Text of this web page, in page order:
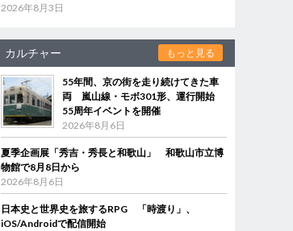
2026年8月3日
カルチャー もっと見る
55年間、京の街を走り続けてきた車
両 嵐山線・モボ301形、運行開始
55周年イベントを開催
2026年8月6日
夏季企画展「秀吉・秀長と和歌山」 和歌山市立博
物館で8月8日から
2026年8月6日
日本史と世界史を旅するRPG 「時渡り」、
iOS/Androidで配信開始